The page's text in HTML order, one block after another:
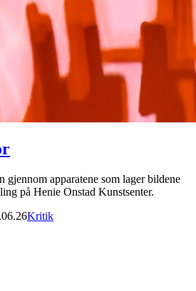
gjennom apparatene som lager bildene
på Henie Onstad Kunstsenter.
Kritik